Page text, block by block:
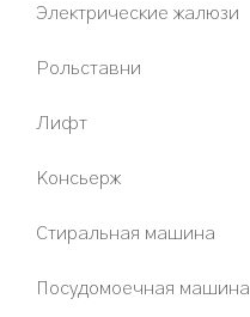
Электрические жалюзи
Рольставни
Лифт
Консьерж
Стиральная машина
Посудомоечная машина